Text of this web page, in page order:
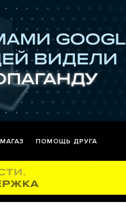
МАГАЗ ПОМОЩЬ ДРУГА